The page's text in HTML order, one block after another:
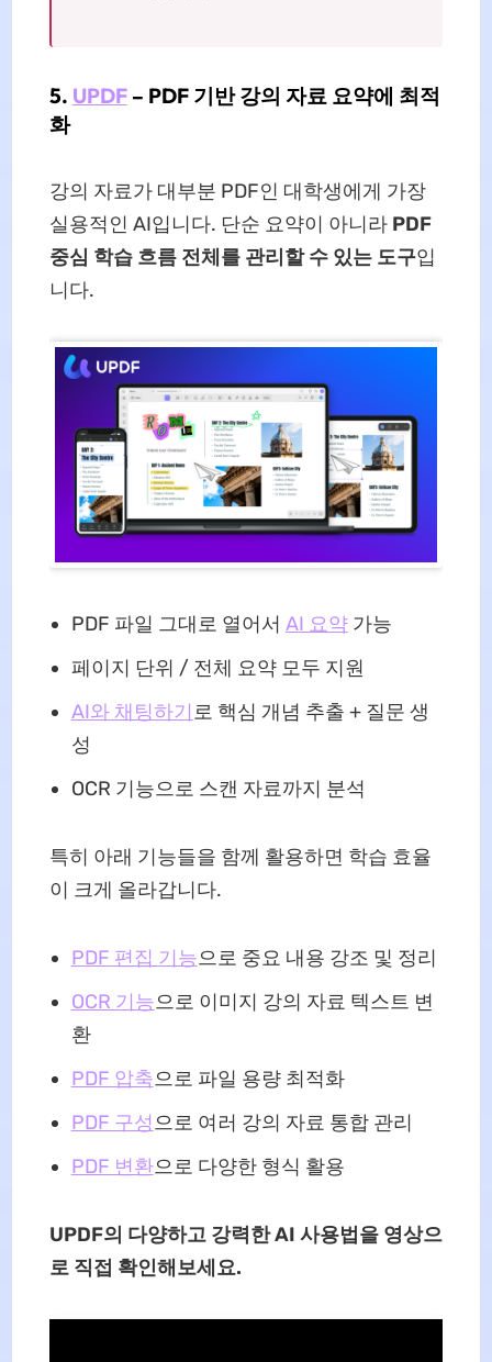
5. UPDF– PDF 기반 강의 자료 요약에 최적
화
강의 자료가 대부분 PDF인 대학생에게 가장
실용적인 AI입니다. 단순 요약이 아니라 PDF
중심 학습 흐름 전체를 관리할 수 있는 도구입
니다.
PDF 파일 그대로 열어서 AI 요약가능
페이지 단위 / 전체 요약 모두 지원
AI와 채팅하기로 핵심 개념 추출 + 질문 생
성
OCR 기능으로 스캔 자료까지 분석
특히 아래 기능들을 함께 활용하면 학습 효율
이 크게 올라갑니다.
PDF 편집 기능으로 중요 내용 강조 및 정리
OCR 기능으로 이미지 강의 자료 텍스트 변
환
PDF 압축으로 파일 용량 최적화
PDF 구성으로 여러 강의 자료 통합 관리
PDF 변환으로 다양한 형식 활용
UPDF의 다양하고 강력한 AI 사용법을 영상으
로 직접 확인해보세요.